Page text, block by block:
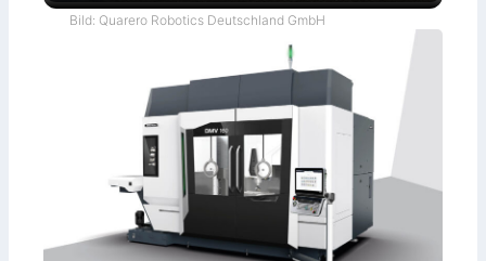
Bild: Quarero Robotics Deutschland GmbH